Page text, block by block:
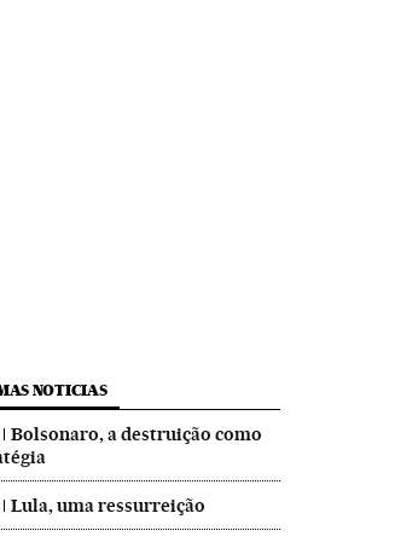
NOTICIAS
Bolsonaro, a destruição como
Lula, uma ressurreição